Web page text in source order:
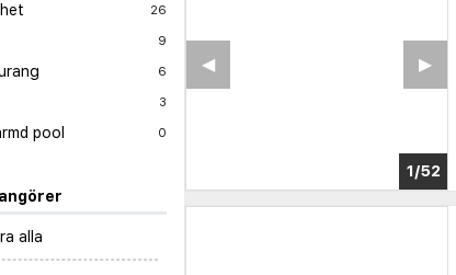
26
9
6
3
pool 0
alla
1/47
▶︎
◀︎